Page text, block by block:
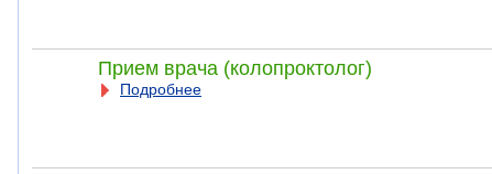
Прием врача (колопроктолог)
Подробнее